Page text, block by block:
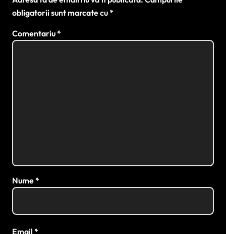
obligatorii sunt marcate cu*
Comentariu*
Nume*
Email *